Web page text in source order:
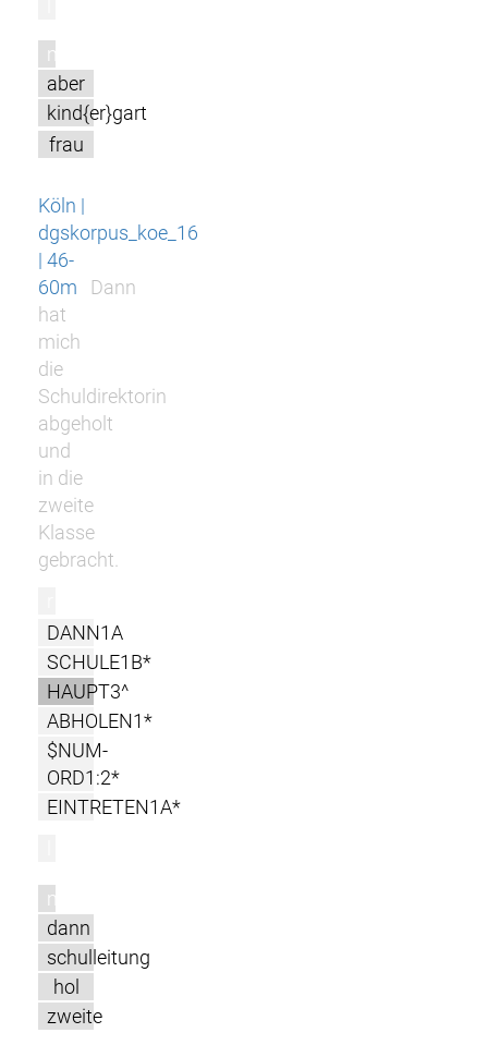
m
aber
kind{er}gart
frau
Köln |
dgskorpus_koe_16
| 46-
60m
Dann
hat
mich
die
Schuldirektorin
abgeholt
und
in die
zweite
Klasse
gebracht.
DANN1A
SCHULE1B*
HAUPT3^
ABHOLEN1*
$NUM-
ORD1:2*
EINTRETEN1A*
m
dann
schulleitung
hol
zweite